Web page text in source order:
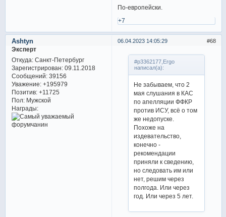
По-европейски.
+7
68
06.04.2023 14:05:29
Ashtyn
Эксперт
Откуда:Санкт-Петербург
Зарегистрирован: 09.11.2018
Сообщений:39156
Уважение: +195979
Позитив: +11725
Пол:Мужской
Награды:
#p3362177,Ergo
написал(а):
Не забываем, что 2
мая слушания в КАС
по апелляции ФФКР
против ИСУ, всё о том
же недопуске.
Похоже на
издевательство,
конечно -
рекомендации
приняли к сведению,
но следовать им или
нет, решим через
полгода. Или через
год. Или через 5 лет.